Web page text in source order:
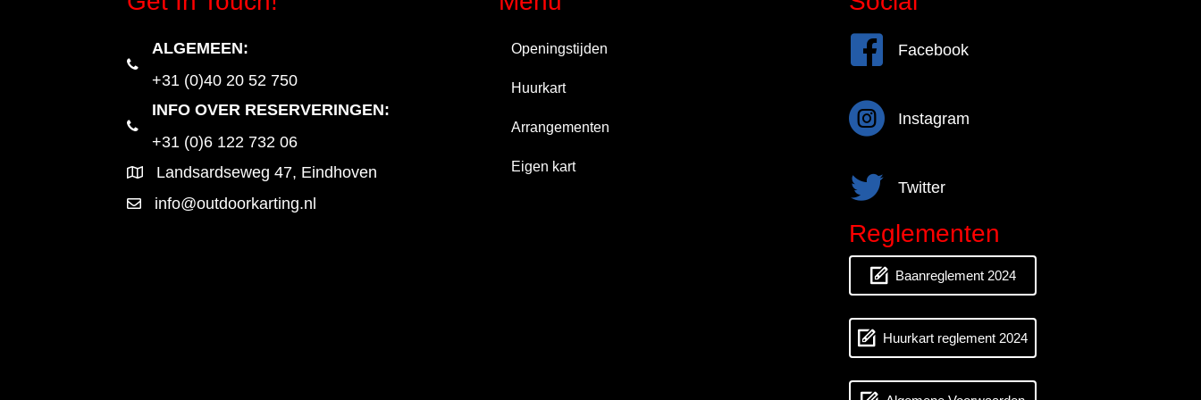
ALGEMEEN:
+31 (0)40 20 52 750
INFO OVER RESERVERINGEN:
+31 (0)6 122 732 06
Landsardseweg 47, Eindhoven
info@outdoorkarting.nl
Openingstijden
Huurkart
Arrangementen
Eigen kart
FacebookFacebook
InstagramInstagram
Twitter Twitter
Reglementen
Baanreglement 2024
Huurkart reglement 2024